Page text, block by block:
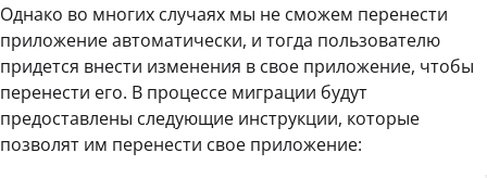
Однако во многих случаях мы не сможем перенести
приложение автоматически, и тогда пользователю
придется внести изменения в свое приложение, чтобы
перенести его. В процессе миграции будут
предоставлены следующие инструкции, которые
позволят им перенести свое приложение: